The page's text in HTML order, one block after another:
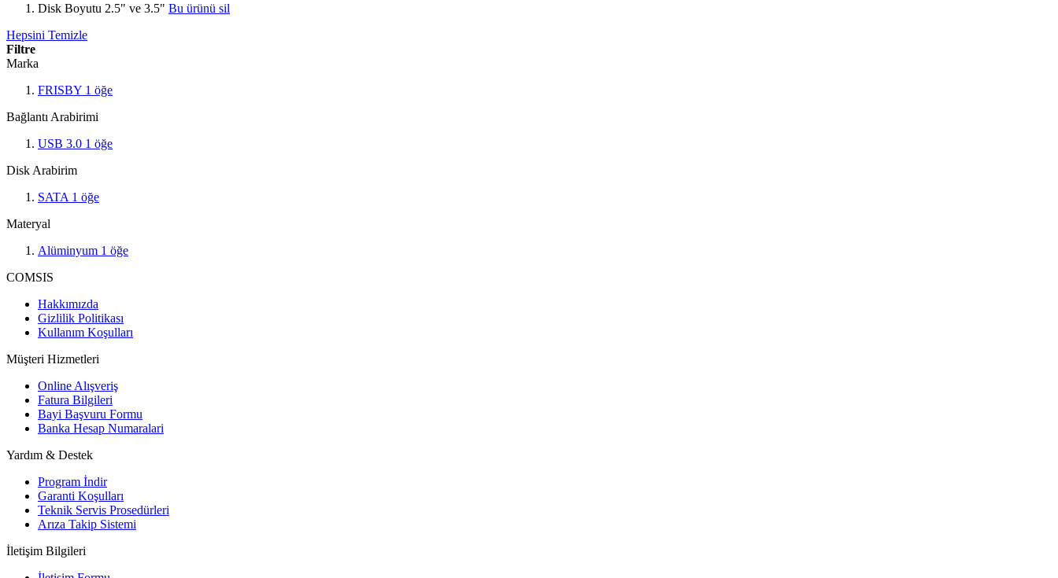
Disk Boyutu 2.5" ve 3.5" Bu ürünü sil
Hepsini Temizle
Filtre
Marka
FRISBY 1 öğe
Bağlantı Arabirimi
USB 3.0 1 öğe
Disk Arabirim
SATA 1 öğe
Materyal
Alüminyum 1 öğe
COMSIS
Hakkımızda
Gizlilik Politikası
Kullanım Koşulları
Müşteri Hizmetleri
Online Alışveriş
Fatura Bilgileri
Bayi Başvuru Formu
Banka Hesap Numaralari
Yardım & Destek
Program İndir
Garanti Koşulları
Teknik Servis Prosedürleri
Arıza Takip Sistemi
İletişim Bilgileri